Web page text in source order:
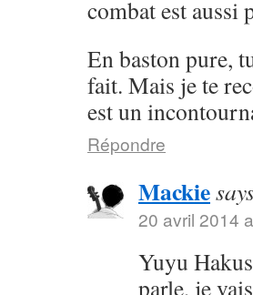
combat est aussi
En baston pure,
fait. Mais je te
est un
Répondre
Mackie
20 avril 2014
Yuyu
parle, je